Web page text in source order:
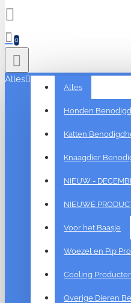
0
Alles
Alles
Honden
Katten
Knaagdier
NIEUW -
NIEUWE
Voor het Baasje
Woezel en Pip
Cooling
Overige Dieren